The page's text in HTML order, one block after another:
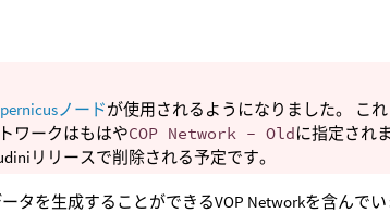
ノードが使用されるようになりました。 こ
ワークはもはやCOP Network - Oldに指定され
リリースで削除される予定です。
タを生成することができるVOP Networkを含んでい